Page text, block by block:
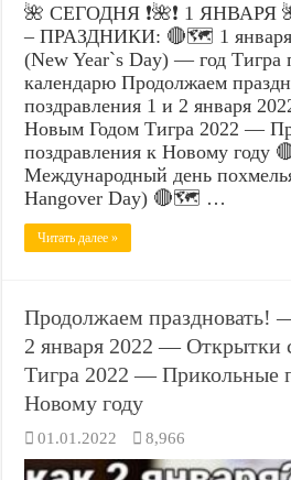
🌺 СЕГОДНЯ ❗🌺❗ 1
– ПРАЗДНИКИ: 🔴🗺️ 1 января
(New Year`s Day) — год Тигра
календарю Продолжаем
поздравления 1 и 2 января
Новым Годом Тигра 2022 —
поздравления к Новому году
Международный день
Hangover Day) 🔴🗺️ …
Читать далее »
Продолжаем праздновать!
2 января 2022 — Открытки
Тигра 2022 — Прикольные
Новому году
01.01.2022 8,966